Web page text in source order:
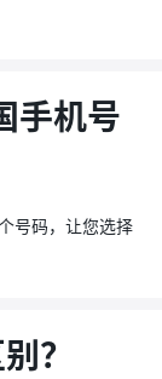
手机号
号码，让您选择
？